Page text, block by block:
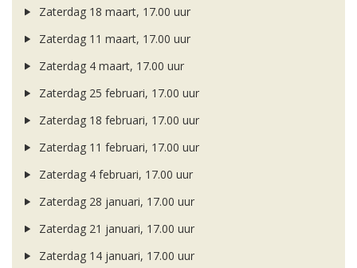
Zaterdag 18 maart, 17.00 uur
Zaterdag 11 maart, 17.00 uur
Zaterdag 4 maart, 17.00 uur
Zaterdag 25 februari, 17.00 uur
Zaterdag 18 februari, 17.00 uur
Zaterdag 11 februari, 17.00 uur
Zaterdag 4 februari, 17.00 uur
Zaterdag 28 januari, 17.00 uur
Zaterdag 21 januari, 17.00 uur
Zaterdag 14 januari, 17.00 uur